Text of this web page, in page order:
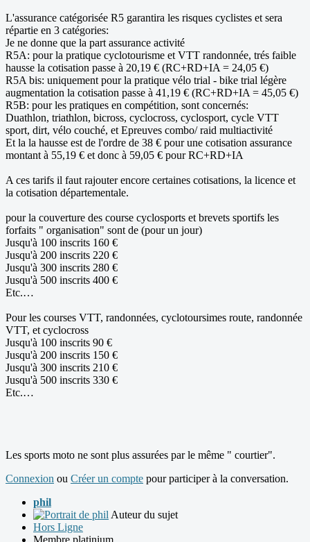
L'assurance catégorisée R5 garantira les risques cyclistes et sera
répartie en 3 catégories:
Je ne donne que la part assurance activité
R5A: pour la pratique cyclotourisme et VTT randonnée, trés faible
hausse la cotisation passe à 20,19 € (RC+RD+IA = 24,05 €)
R5A bis: uniquement pour la pratique vélo trial - bike trial légère
augmentation la cotisation passe à 41,19 € (RC+RD+IA = 45,05 €)
R5B: pour les pratiques en compétition, sont concernés:
Duathlon, triathlon, bicross, cyclocross, cyclosport, cycle VTT
sport, dirt, vélo couché, et Epreuves combo/ raid multiactivité
Et la la hausse est de l'ordre de 38 € pour une cotisation assurance
montant à 55,19 € et donc à 59,05 € pour RC+RD+IA
A ces tarifs il faut rajouter encore certaines cotisations, la licence et
la cotisation départementale.
pour la couverture des course cyclosports et brevets sportifs les
forfaits " organisation" sont de (pour un jour)
Jusqu'à 100 inscrits 160 €
Jusqu'à 200 inscrits 220 €
Jusqu'à 300 inscrits 280 €
Jusqu'à 500 inscrits 400 €
Etc.…
Pour les courses VTT, randonnées, cyclotoursimes route, randonnée
VTT, et cyclocross
Jusqu'à 100 inscrits 90 €
Jusqu'à 200 inscrits 150 €
Jusqu'à 300 inscrits 210 €
Jusqu'à 500 inscrits 330 €
Etc.…
Les sports moto ne sont plus assurées par le même " courtier".
Connexion ou Créer un compte pour participer à la conversation.
phil
Auteur du sujet
Hors Ligne